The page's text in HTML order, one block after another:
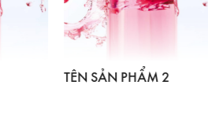
TÊN SẢN PHẨM 2